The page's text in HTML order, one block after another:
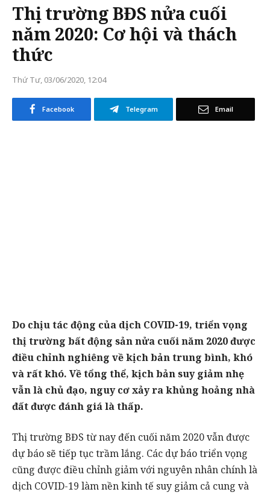
Thị trường BĐS nửa cuối
năm 2020: Cơ hội và thách
thức
Thứ Tư, 03/06/2020, 12:04
Facebook Telegram Email
Do chịu tác động của dịch COVID-19, triển vọng
thị trường bất động sản nửa cuối năm 2020 được
điều chỉnh nghiêng về kịch bản trung bình, khó
và rất khó. Về tổng thể, kịch bản suy giảm nhẹ
vẫn là chủ đạo, nguy cơ xảy ra khủng hoảng nhà
đất được đánh giá là thấp.
Thị trường BĐS từ nay đến cuối năm 2020 vẫn được
dự báo sẽ tiếp tục trầm lắng. Các dự báo triển vọng
cũng được điều chỉnh giảm với nguyên nhân chính là
dịch COVID-19 làm nền kinh tế suy giảm cả cung và